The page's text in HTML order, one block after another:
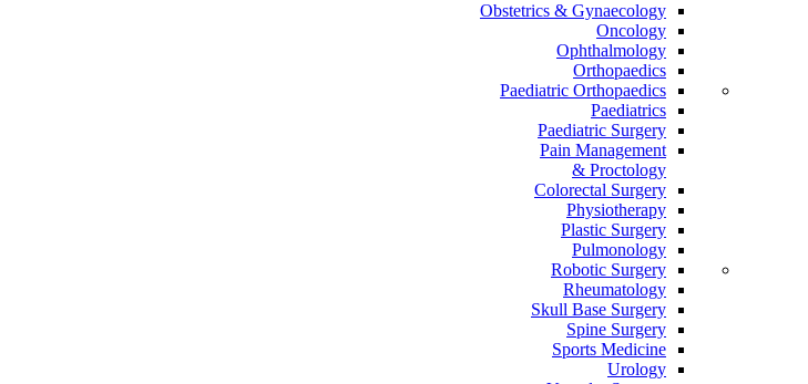
Obstetrics & Gynaecology
Oncology
Ophthalmology
Orthopaedics
Paediatric Orthopaedics
Paediatrics
Paediatric Surgery
Pain Management
Proctology &
Colorectal Surgery
Physiotherapy
Plastic Surgery
Pulmonology
Robotic Surgery
Rheumatology
Skull Base Surgery
Spine Surgery
Sports Medicine
Urology